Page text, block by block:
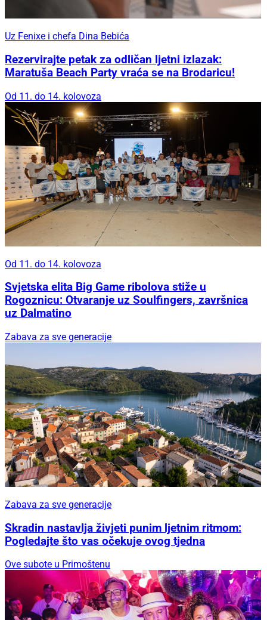
Uz Fenixe i chefa Dina Bebića
Rezervirajte petak za odličan ljetni izlazak:
Maratuša Beach Party vraća se na Brodaricu!
Od 11. do 14. kolovoza
Od 11. do 14. kolovoza
Svjetska elita Big Game ribolova stiže u
Rogoznicu: Otvaranje uz Soulfingers, završnica
uz Dalmatino
Zabava za sve generacije
Zabava za sve generacije
Skradin nastavlja živjeti punim ljetnim ritmom:
Pogledajte što vas očekuje ovog tjedna
Ove subote u Primoštenu